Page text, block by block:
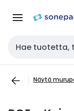
navigointiin
Haku
Näytä